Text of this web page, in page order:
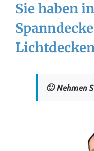
Sie haben
🙂 Nehmen